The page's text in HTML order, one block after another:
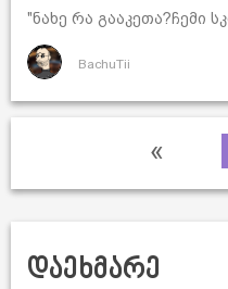
"ნახე რა გააკეთა?ჩემი
BachuTii
«
დაეხმარე